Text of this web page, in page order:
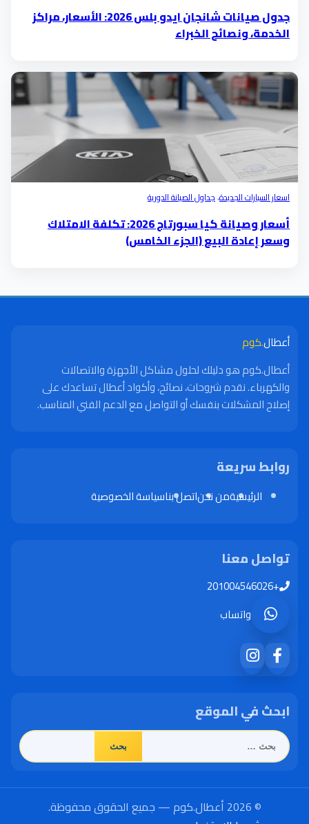
جدول صيانات شانجان ايدو بلس 2026: الأسعار، مراكز
الخدمة، ونصائح الخبراء
اسعار السيارات الجديدة،جداول الصيانة الدورية
أسعار وصيانة كيا سبورتاج 2026: تكلفة الامتلاك
وسعر إعادة البيع (الجزء الخامس)
أعطال.كوم
أعطال.كوم هو دليلك لحلول مشاكل الأجهزة والاتصالات
والكهرباء. نقدم شروحات، نصائح، وأكواد أعطال تساعدك على
إصلاح المشكلات بنفسك أو التواصل مع الدعم الفني المناسب.
روابط سريعة
الرئيسيةمن نحناتصل بناسياسة الخصوصية
تواصل معنا
+201004546026
واتساب
ابحث في الموقع
البحث
عن:
© 2026 أعطال.كوم — جميع الحقوق محفوظة.